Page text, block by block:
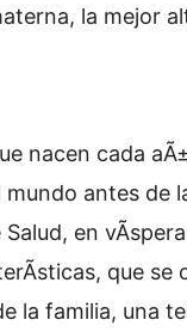
la mejor
nacen cada
antes de
en
que se
la familia, una